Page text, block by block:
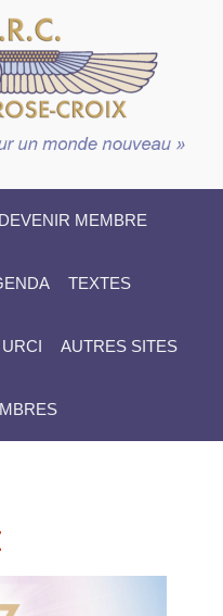
DEVENIR MEMBRE
TEXTES
URCI AUTRES SITES